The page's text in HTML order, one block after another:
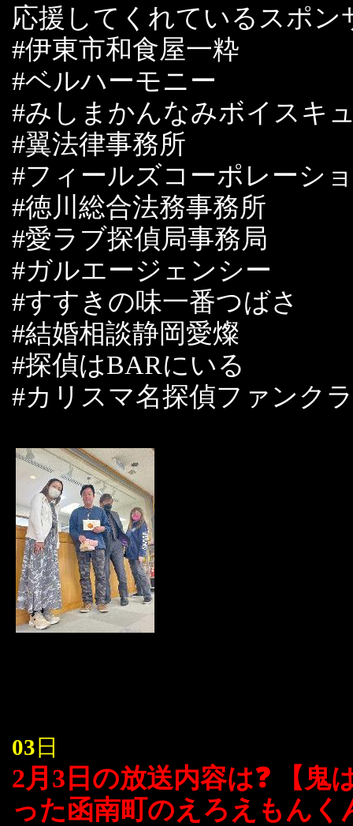
応援してくれているスポン
#伊東市和食屋一粋
#ベルハーモニー
#みしまかんなみボイスキ
#翼法律事務所
#フィールズコーポレーシ
#徳川総合法務事務所
#愛ラブ探偵局事務局
#ガルエージェンシー
#すすきの味一番つばさ
#結婚相談静岡愛燦
#探偵はBARにいる
#カリスマ名探偵ファンク
03 日
2月3日の放送内容は❓ 【
った函南町のえろえもん